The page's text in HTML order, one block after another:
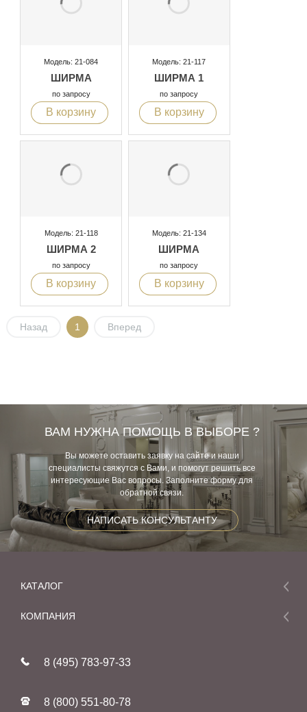
Модель: 21-084
ШИРМА
по запросу
В корзину
Модель: 21-117
ШИРМА 1
по запросу
В корзину
Модель: 21-118
ШИРМА 2
по запросу
В корзину
Модель: 21-134
ШИРМА
по запросу
В корзину
Назад 1 Вперед
ВАМ НУЖНА ПОМОЩЬ В ВЫБОРЕ ?
Вы можете оставить заявку на сайте и наши
специалисты свяжутся с Вами, и помогут решить все
интересующие Вас вопросы. Заполните форму для
обратной связи.
НАПИСАТЬ КОНСУЛЬТАНТУ
КАТАЛОГ
Мебель
Новинки
Фабрики
КОМПАНИЯ
Реставрация
Контакты
8 (495) 783-97-33
8 (800) 551-80-78